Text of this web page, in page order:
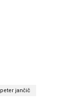
peter jančič